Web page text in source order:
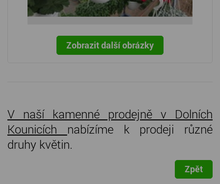
Zobrazit další obrázky
V naší kamenné prodejně v Dolních
Kounicích nabízíme k prodeji různé
druhy květin.
Zpět